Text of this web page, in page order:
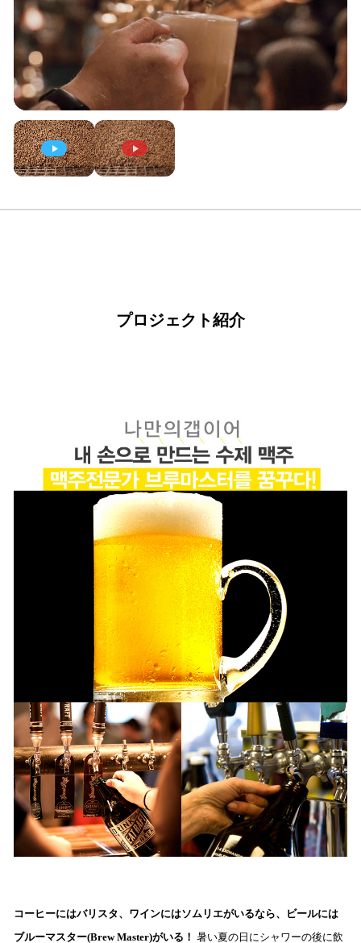
プロジェクト紹介
コーヒーにはバリスタ、ワインにはソムリエがいるなら、ビールには
ブルーマスター(Brew Master)がいる！ 暑い夏の日にシャワーの後に飲